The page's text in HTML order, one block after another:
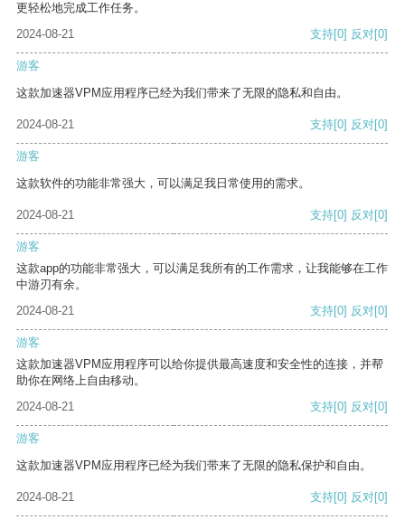
更轻松地完成工作任务。
2024-08-21
支持[0] 反对[0]
游客
这款加速器VPM应用程序已经为我们带来了无限的隐私和自由。
2024-08-21 支持[0] 反对[0]
游客
这款软件的功能非常强大，可以满足我日常使用的需求。
2024-08-21 支持[0] 反对[0]
游客
这款app的功能非常强大，可以满足我所有的工作需求，让我能够在工作
中游刃有余。
2024-08-21
支持[0] 反对[0]
游客
这款加速器VPM应用程序可以给你提供最高速度和安全性的连接，并帮
助你在网络上自由移动。
2024-08-21
支持[0] 反对[0]
游客
这款加速器VPM应用程序已经为我们带来了无限的隐私保护和自由。
2024-08-21 支持[0] 反对[0]